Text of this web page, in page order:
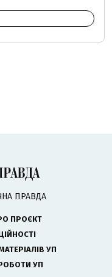
ПРАВДА
ПРОЄКТ
УП
УП